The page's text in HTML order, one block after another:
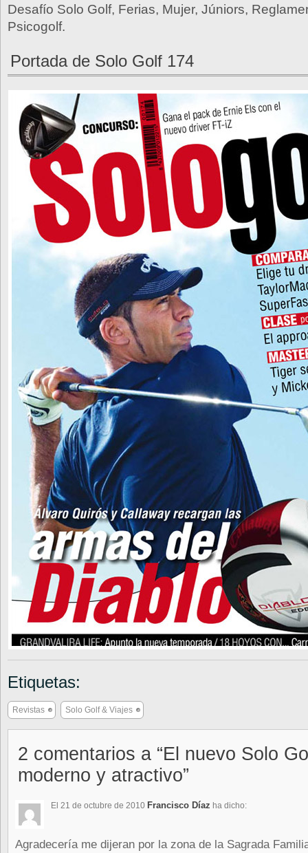
Desafío Solo Golf, Ferias, Mujer, Júniors,
Psicogolf.
Portada de Solo Golf 174
Etiquetas:
Revistas Solo Golf & Viajes
2 comentarios a “El nuevo Solo
moderno y atractivo”
El 21 de octubre de 2010 Francisco Díaz ha dicho:
Agradecería me dijeran por la zona de la Sagrada